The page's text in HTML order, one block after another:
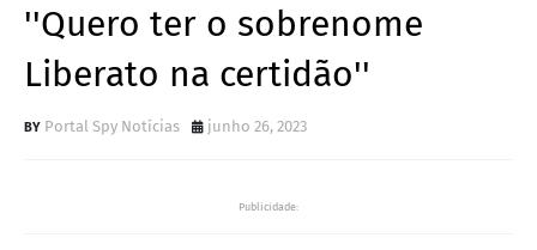
''Quero ter o sobrenome
Liberato na certidão''
Portal Spy Notícias junho 26, 2023
Publicidade: